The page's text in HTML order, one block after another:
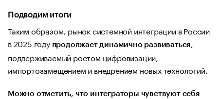
Подводим итоги
Таким образом, рынок системной интеграции в России
в 2025 году продолжает динамично развиваться
поддерживаемый ростом цифровизации,
импортозамещением и внедрением новых технологий.
Можно отметить, что интеграторы чувствуют себя